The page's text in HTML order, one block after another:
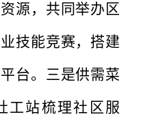
源，共同举办区
技能竞赛，搭建
台。三是供需菜
工站梳理社区服